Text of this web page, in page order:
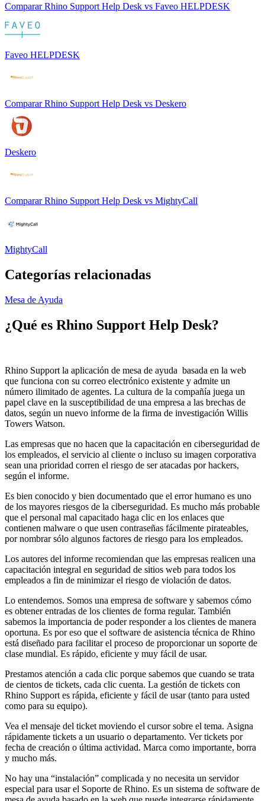
Comparar Rhino Support Help Desk vs Faveo HELPDESK
Faveo HELPDESK
Comparar Rhino Support Help Desk vs Deskero
Deskero
Comparar Rhino Support Help Desk vs MightyCall
MightyCall
Categorías relacionadas
Mesa de Ayuda
¿Qué es Rhino Support Help Desk?
Rhino Support la aplicación de mesa de ayuda basada en la web
que funciona con su correo electrónico existente y admite un
número ilimitado de agentes. La cultura de la compañía juega un
papel clave en la susceptibilidad de una empresa a las brechas de
datos, según un nuevo informe de la firma de investigación Willis
Towers Watson.
Las empresas que no hacen que la capacitación en ciberseguridad de
los empleados, el servicio al cliente o incluso su imagen corporativa
sean una prioridad corren el riesgo de ser atacadas por hackers,
según el informe.
Es bien conocido y bien documentado que el error humano es uno
de los mayores riesgos de la ciberseguridad. Es mucho más probable
que el personal mal capacitado haga clic en los enlaces que
contienen malware o que usen contraseñas fácilmente pirateables,
por nombrar sólo algunos factores de riesgo para los empleados.
Los autores del informe recomiendan que las empresas realicen una
capacitación integral en seguridad de sitios web para todos los
empleados a fin de minimizar el riesgo de violación de datos.
Lo entendemos. Somos una empresa de software y sabemos cómo
es obtener entradas de los clientes de forma regular. También
sabemos la importancia de poder responder a los clientes de manera
oportuna. Es por eso que el software de asistencia técnica de Rhino
está diseñado para facilitar el proceso de proporcionar un soporte de
clase mundial. Es rápido, eficiente y muy fácil de usar.
Prestamos atención a cada clic porque sabemos que cuando se trata
de cientos de tickets, cada clic cuenta. La gestión de tickets con
Rhino Support es rápida, eficiente y fácil de usar (tanto para usted
como para su equipo).
Vea el mensaje del ticket moviendo el cursor sobre el tema. Asigna
rápidamente tickets a un usuario o departamento. Ver tickets por
fecha de creación o última actividad. Marca como importante, borra
y mucho más.
No hay una “instalación” complicada y no necesita un servidor
especial para usar el Soporte de Rhino. Es un sistema de software de